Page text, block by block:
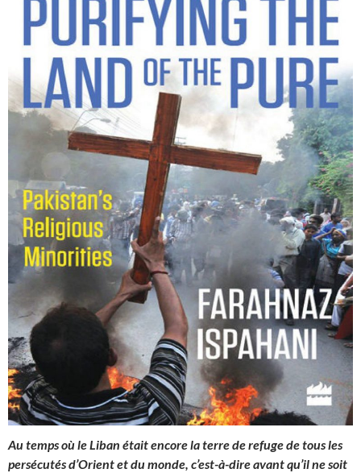
Au temps où le Liban était encore la terre de refuge de tous les
persécutés d’Orient et du monde, c’est-à-dire avant qu’il ne soit